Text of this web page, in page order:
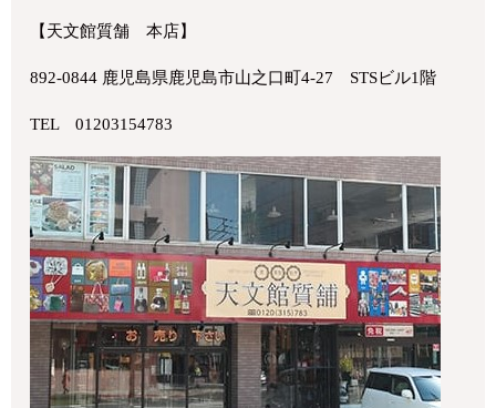
【天文館質舗 本店】
892-0844 鹿児島県鹿児島市山之口町4-27 STSビル1階
TEL 01203154783